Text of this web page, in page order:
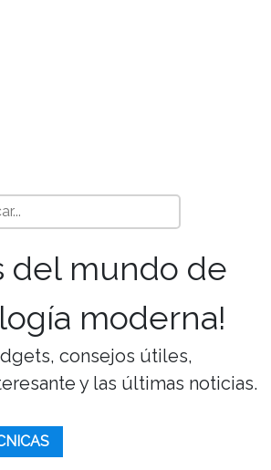
del mundo de
moderna!
consejos útiles,
y las últimas noticias.